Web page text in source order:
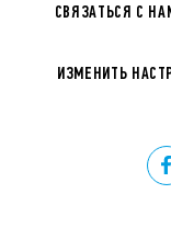
СВЯЗАТЬСЯ С
ИЗМЕНИТЬ